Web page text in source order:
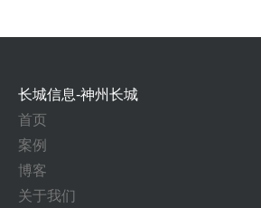
长城信息-神州长城
首页
案例
博客
关于我们